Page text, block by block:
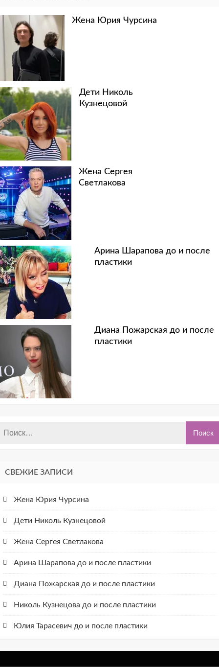
Жена Юрия Чурсина
Дети Николь
Кузнецовой
Жена Сергея
Светлакова
Арина Шарапова до и после
пластики
Диана Пожарская до и после
пластики
СВЕЖИЕ ЗАПИСИ
Жена Юрия Чурсина
Дети Николь Кузнецовой
Жена Сергея Светлакова
Арина Шарапова до и после пластики
Диана Пожарская до и после пластики
Николь Кузнецова до и после пластики
Юлия Тарасевич до и после пластики